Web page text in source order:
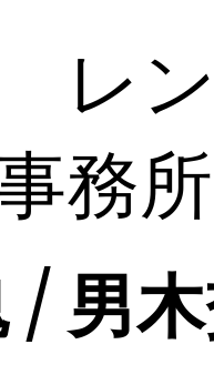
レン
務所
/ 男